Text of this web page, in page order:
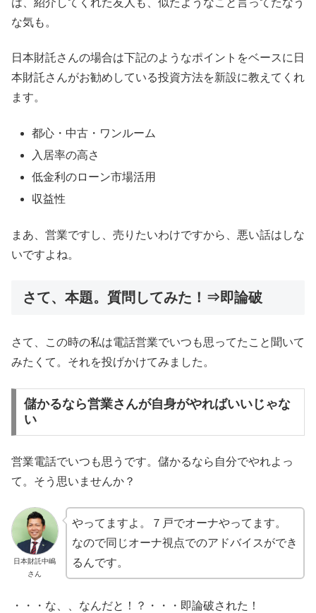
は、紹介してくれた友人も、似たようなこと言ってたなう
な気も。
日本財託さんの場合は下記のようなポイントをベースに日
本財託さんがお勧めしている投資方法を新設に教えてくれ
ます。
都心・中古・ワンルーム
入居率の高さ
低金利のローン市場活用
収益性
まあ、営業ですし、売りたいわけですから、悪い話はしな
いですよね。
さて、本題。質問してみた！⇒即論破
さて、この時の私は電話営業でいつも思ってたこと聞いて
みたくて。それを投げかけてみました。
儲かるなら営業さんが自身がやればいいじゃな
い
営業電話でいつも思うです。儲かるなら自分でやれよっ
て。そう思いませんか？
日本財託中嶋
さん
やってますよ。７戸でオーナやってます。
なので同じオーナ視点でのアドバイスができ
るんです。
・・・な、、なんだと！？・・・即論破された！